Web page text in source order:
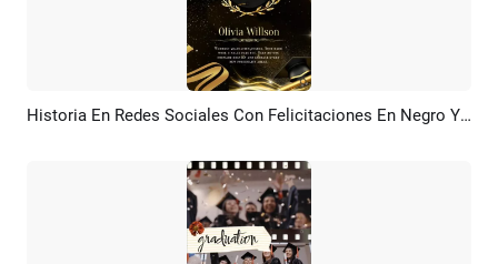
Previsualizar Crear IA Historia En Redes Sociales Con Felicitaciones En Negro Y Dorado Por La Graduación De Estudiantes Universitarios